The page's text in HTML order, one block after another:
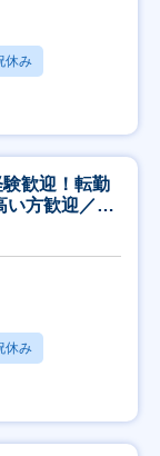
休み
歓迎！転勤
い方歓迎／土
休み